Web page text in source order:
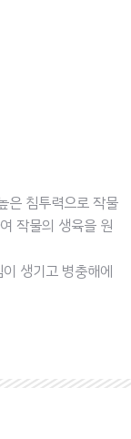
은 침투력으로 작물
작물의 생육을 원
생기고 병충해에